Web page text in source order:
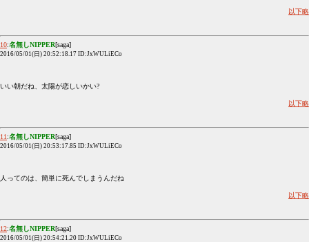
以下略
10:名無しNIPPER[saga]
2016/05/01(日) 20:52:18.17 ID:JxWULiECo
いい朝だね、太陽が恋しいかい?
以下略
11 :名無しNIPPER[saga]
2016/05/01(日) 20:53:17.85 ID:JxWULiECo
人ってのは、簡単に死んでしまうんだね
以下略
12:名無しNIPPER[saga]
2016/05/01(日) 20:54:21.20 ID:JxWULiECo